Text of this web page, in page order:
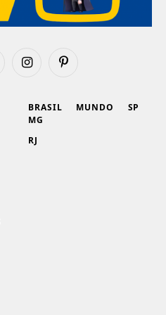
InstagramPinterest
BRASIL
MG
RJ
MUNDO SP